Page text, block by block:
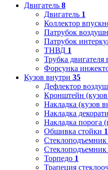
Двигатель 8
Двигатель 1
Коллектор
Патрубок
Патрубок
ТНВД 1
Трубка двигателя
Форсунка
Кузов внутри 35
Дефлектор
Кронштейн
Накладка (кузов
Накладка
Накладка порога
Обшивка стойки
Торпедо 1
Трапеция